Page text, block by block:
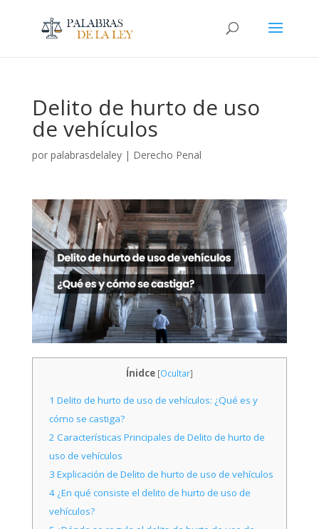
Delito de hurto de uso
de vehículos
por palabrasdelaley| Derecho Penal
Ínidce [Ocultar]
1 Delito de hurto de uso de vehículos: ¿Qué es y
cómo se castiga?
2 Características Principales de Delito de hurto de
uso de vehículos
3 Explicación de Delito de hurto de uso de vehículos
4 ¿En qué consiste el delito de hurto de uso de
vehículos?